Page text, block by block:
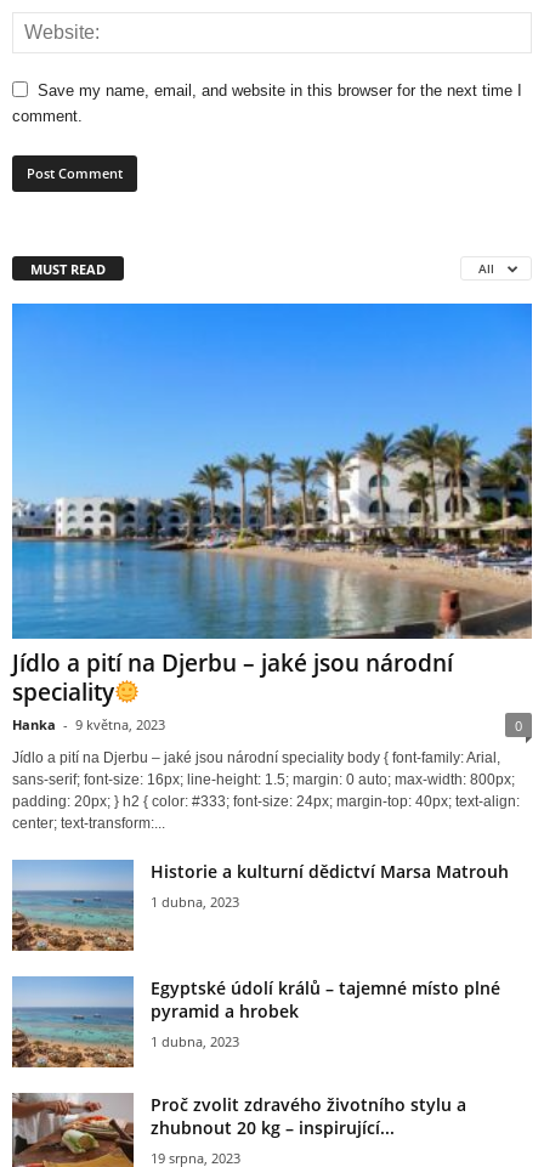
Save my name, email, and website in this browser for the next time I
comment.
MUST READ All
Jídlo a pití na Djerbu – jaké jsou národní
speciality
Hanka - 9 května, 2023 0
Jídlo a pití na Djerbu – jaké jsou národní speciality body { font-family: Arial,
sans-serif; font-size: 16px; line-height: 1.5; margin: 0 auto; max-width: 800px;
padding: 20px; } h2 { color: #333; font-size: 24px; margin-top: 40px; text-align:
center; text-transform:...
Historie a kulturní dědictví Marsa Matrouh
1 dubna, 2023
Egyptské údolí králů – tajemné místo plné
pyramid a hrobek
1 dubna, 2023
Proč zvolit zdravého životního stylu a
zhubnout 20 kg – inspirující...
19 srpna, 2023